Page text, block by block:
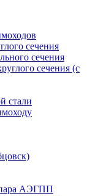
сечения
сечения
сечения (с
стали
пара АЭГПП